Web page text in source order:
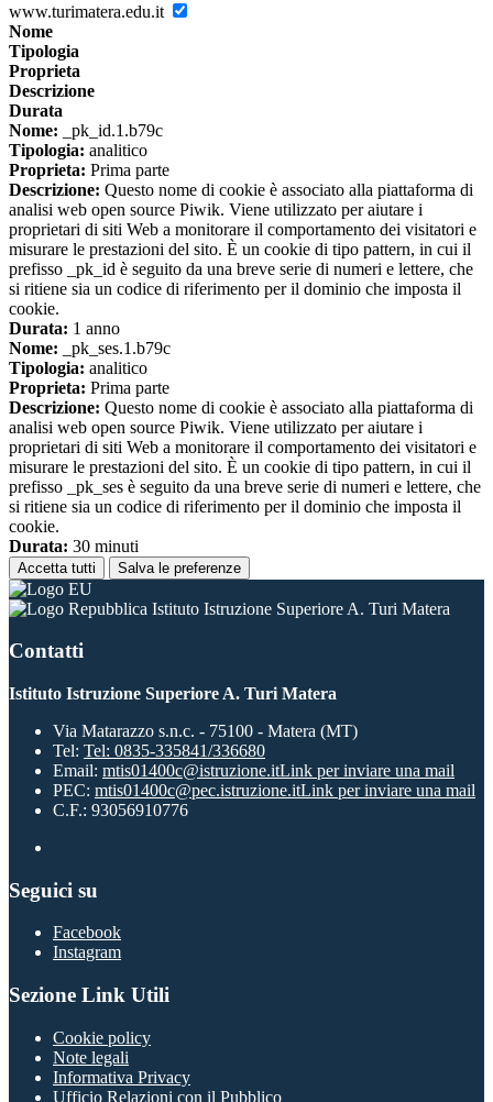
www.turimatera.edu.it
Nome
Tipologia
Proprieta
Descrizione
Durata
Nome: _pk_id.1.b79c
Tipologia: analitico
Proprieta: Prima parte
Descrizione: Questo nome di cookie è associato alla piattaforma di
analisi web open source Piwik. Viene utilizzato per aiutare i
proprietari di siti Web a monitorare il comportamento dei visitatori e
misurare le prestazioni del sito. È un cookie di tipo pattern, in cui il
prefisso _pk_id è seguito da una breve serie di numeri e lettere, che
si ritiene sia un codice di riferimento per il dominio che imposta il
cookie.
Durata: 1 anno
Nome: _pk_ses.1.b79c
Tipologia: analitico
Proprieta: Prima parte
Descrizione: Questo nome di cookie è associato alla piattaforma di
analisi web open source Piwik. Viene utilizzato per aiutare i
proprietari di siti Web a monitorare il comportamento dei visitatori e
misurare le prestazioni del sito. È un cookie di tipo pattern, in cui il
prefisso _pk_ses è seguito da una breve serie di numeri e lettere, che
si ritiene sia un codice di riferimento per il dominio che imposta il
cookie.
Durata: 30 minuti
Accetta tutti Salva le preferenze
Istituto Istruzione Superiore A. Turi Matera
Contatti
Istituto Istruzione Superiore A. Turi Matera
Via Matarazzo s.n.c. - 75100 - Matera (MT)
Tel: Tel: 0835-335841/336680
Email: mtis01400c@istruzione.itLink per inviare una mail
PEC: mtis01400c@pec.istruzione.itLink per inviare una mail
C.F.: 93056910776
Seguici su
Facebook
Instagram
Sezione Link Utili
Cookie policy
Note legali
Informativa Privacy
Ufficio Relazioni con il Pubblico